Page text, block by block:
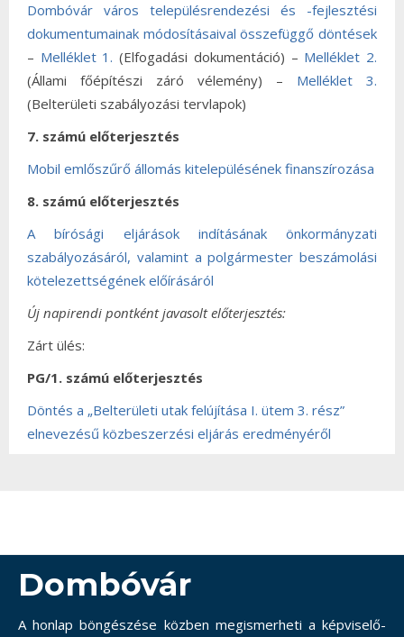
Dombóvár város településrendezési és -fejlesztési
dokumentumainak módosításaival összefüggő döntések
– Melléklet 1. (Elfogadási dokumentáció) – Melléklet 2.
(Állami főépítészi záró vélemény) – Melléklet 3.
(Belterületi szabályozási tervlapok)
7. számú előterjesztés
Mobil emlőszűrő állomás kitelepülésének finanszírozása
8. számú előterjesztés
A bírósági eljárások indításának önkormányzati
szabályozásáról, valamint a polgármester beszámolási
kötelezettségének előírásáról
Új napirendi pontként javasolt előterjesztés:
Zárt ülés:
PG/1. számú előterjesztés
Döntés a „Belterületi utak felújítása I. ütem 3. rész”
elnevezésű közbeszerzési eljárás eredményéről
Dombóvár
A honlap böngészése közben megismerheti a képviselő-